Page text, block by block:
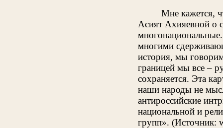
Мне кажется,
Асият Ахияевной о
многими
история, мы
границей мы все –
сохраняется. Эта
наши народы не
антироссийские
национальной и
групп». (Источник: